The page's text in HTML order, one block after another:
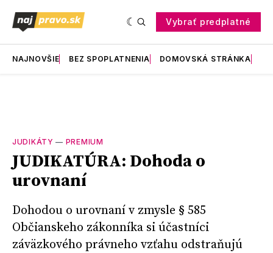
Vybrať predplatné
NAJNOVŠIE BEZ SPOPLATNENIA DOMOVSKÁ STRÁNKA
JUDIKÁTY — PREMIUM
JUDIKATÚRA: Dohoda o
urovnaní
Dohodou o urovnaní v zmysle § 585
Občianskeho zákonníka si účastníci
záväzkového právneho vzťahu odstraňujú